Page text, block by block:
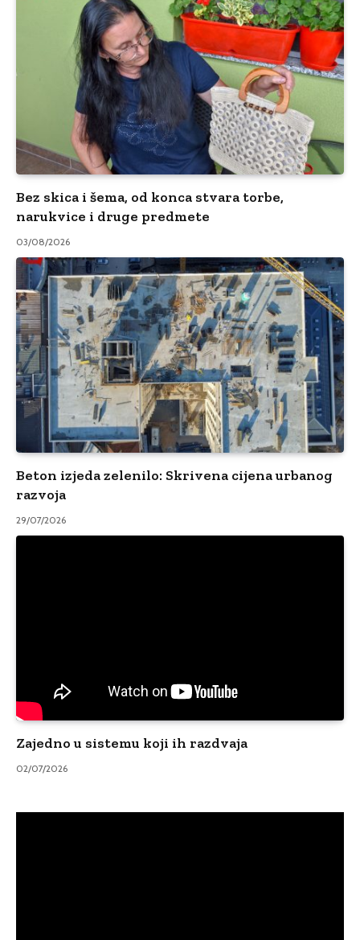
Bez skica i šema, od konca stvara torbe,
narukvice i druge predmete
03/08/2026
Beton izjeda zelenilo: Skrivena cijena urbanog
razvoja
29/07/2026
Zajedno u sistemu koji ih razdvaja
02/07/2026